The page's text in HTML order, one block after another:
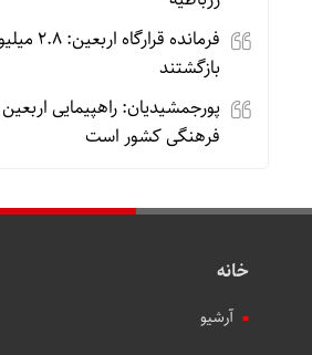
فرمانده
بازگشتند
پورجمشیدیان: راهپیمایی
فرهنگی کشور است
خانه
آرشیو